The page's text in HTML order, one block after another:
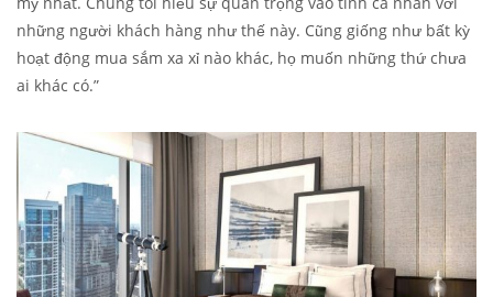
những người khách hàng như thế này. Cũng giống như bất kỳ
hoạt động mua sắm xa xỉ nào khác, họ muốn những thứ chưa
ai khác có.”